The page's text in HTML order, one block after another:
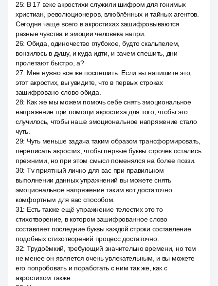
25: В 17 веке акростихи служили шифром для гонимых
христиан, революционеров, влюблённых и тайных агентов.
Сегодня чаще всего в акростихах зашифровываются
разные чувства и эмоции человека напри.
26: Обида, одиночество глубокое, будто скальпелем,
вонзилось в душу, и куда идти, и зачем спешить, дни
пролетают быстро, а?
27: Мне нужно все же поспешить. Если вы напишите это,
этот акростих, вы увидите, что в первых строках
зашифровано слово обида.
28: Как же мы можем помочь себе снять эмоциональное
напряжение при помощи акростиха для того, чтобы это
случилось, чтобы наше эмоциональное напряжение стало
чуть.
29: Чуть меньше задача таким образом трансформировать,
переписать акростих, чтобы первые буквы строчек остались
прежними, но при этом смысл поменялся на более поззи.
30: Tv приятный лично для вас при правильном
выполнении данных упражнений вы можете снять
эмоциональное напряжение таким вот достаточно
комфортным для вас способом.
31: Есть также ещё упражнение телестих это то
стихотворение, в котором зашифрованное слово
составляет последние буквы каждой строки составление
подобных стихотворений процесс достаточно.
32: Трудоёмкий, требующий значительно времени, но тем
не менее он является очень увлекательным, и вы можете
его попробовать и поработать с ним так же, как с
акростихом также